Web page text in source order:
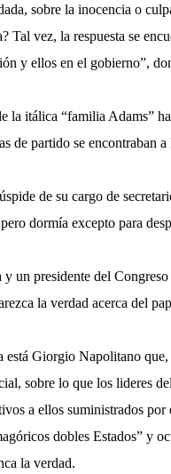
sobre la inocencia o
Tal vez, la respuesta se
y ellos en el gobierno”,
la itálica “familia Adams”
de partido se encontraban
de su cargo de
dormía excepto para
un presidente del
la verdad acerca del
Giorgio Napolitano
sobre lo que los lideres
a ellos suministrados
dobles Estados” y
la verdad.